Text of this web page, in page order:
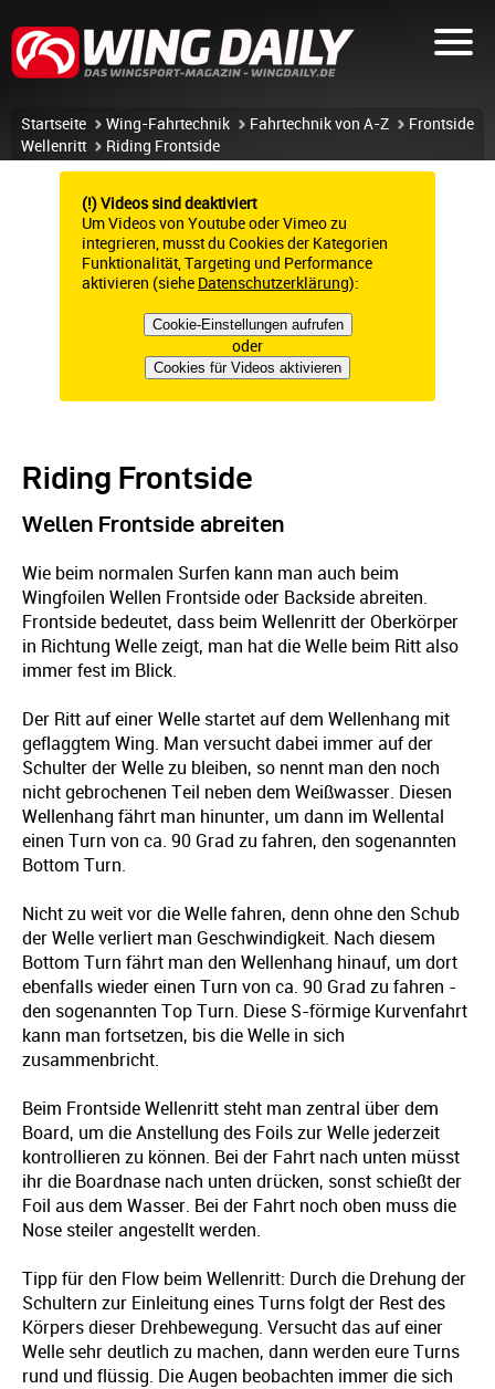
Startseite Wing-Fahrtechnik Fahrtechnik von A-Z
Frontside
Wellenritt
Riding Frontside
(!) Videos sind deaktiviert
Um Videos von Youtube oder Vimeo zu
integrieren, musst du Cookies der Kategorien
Funktionalität, Targeting und Performance
aktivieren (siehe Datenschutzerklärung):
Cookie-Einstellungen aufrufen
oder
Cookies für Videos aktivieren
Riding Frontside
Wellen Frontside abreiten
Wie beim normalen Surfen kann man auch beim
Wingfoilen Wellen Frontside oder Backside abreiten.
Frontside bedeutet, dass beim Wellenritt der Oberkörper
in Richtung Welle zeigt, man hat die Welle beim Ritt also
immer fest im Blick.
Der Ritt auf einer Welle startet auf dem Wellenhang mit
geflaggtem Wing. Man versucht dabei immer auf der
Schulter der Welle zu bleiben, so nennt man den noch
nicht gebrochenen Teil neben dem Weißwasser. Diesen
Wellenhang fährt man hinunter, um dann im Wellental
einen Turn von ca. 90 Grad zu fahren, den sogenannten
Bottom Turn.
Nicht zu weit vor die Welle fahren, denn ohne den Schub
der Welle verliert man Geschwindigkeit. Nach diesem
Bottom Turn fährt man den Wellenhang hinauf, um dort
ebenfalls wieder einen Turn von ca. 90 Grad zu fahren -
den sogenannten Top Turn. Diese S-förmige Kurvenfahrt
kann man fortsetzen, bis die Welle in sich
zusammenbricht.
Beim Frontside Wellenritt steht man zentral über dem
Board, um die Anstellung des Foils zur Welle jederzeit
kontrollieren zu können. Bei der Fahrt nach unten müsst
ihr die Boardnase nach unten drücken, sonst schießt der
Foil aus dem Wasser. Bei der Fahrt noch oben muss die
Nose steiler angestellt werden.
Tipp für den Flow beim Wellenritt: Durch die Drehung der
Schultern zur Einleitung eines Turns folgt der Rest des
Körpers dieser Drehbewegung. Versucht das auf einer
Welle sehr deutlich zu machen, dann werden eure Turns
rund und flüssig. Die Augen beobachten immer die sich